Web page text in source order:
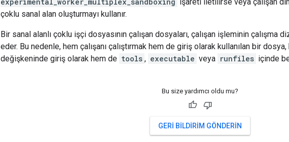
çoklu sanal alan oluşturmayı kullanır.
Bir sanal alanlı çoklu işçi dosyasının çalışan dosyaları, çalışan işleminin çalışma
eder. Bu nedenle, hem çalışanı çalıştırmak hem de giriş olarak kullanılan bir
değişkeninde giriş olarak hem de tools , executable veya runfiles içinde
Bu size yardımcı oldu mu?
GERI BILDIRIM GÖNDERIN